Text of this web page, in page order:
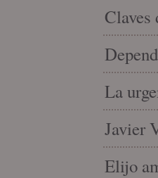
Claves
La
Javier
Elijo